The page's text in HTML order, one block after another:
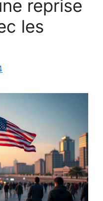
reprise
les